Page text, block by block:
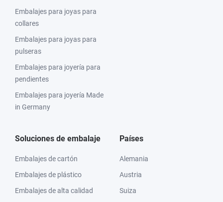
Embalajes para joyas para
collares
Embalajes para joyas para
pulseras
Embalajes para joyería para
pendientes
Embalajes para joyería Made
in Germany
Soluciones de embalaje
Embalajes de cartón
Embalajes de plástico
Embalajes de alta calidad
Países
Alemania
Austria
Suiza